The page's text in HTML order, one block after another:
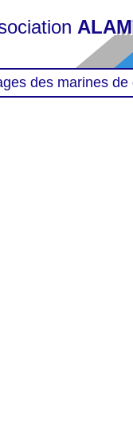
des marines